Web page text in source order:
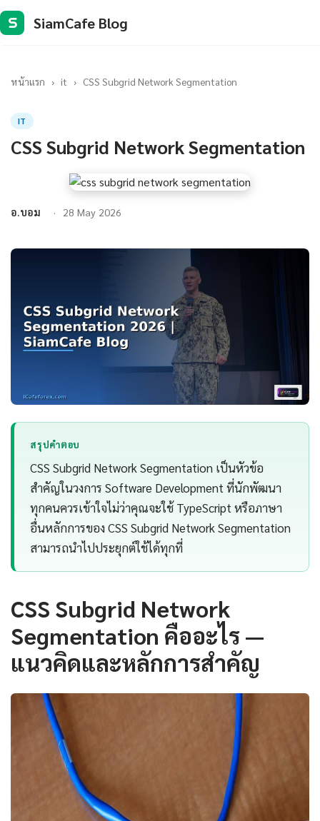
S SiamCafe Blog
หน้าแรก › it › CSS Subgrid Network Segmentation
IT
CSS Subgrid Network Segmentation
อ.บอม 28 May 2026
สรุปคำตอบ
CSS Subgrid Network Segmentation เป็นหัวข้อ
สำคัญในวงการ Software Development ที่นักพัฒนา
ทุกคนควรเข้าใจไม่ว่าคุณจะใช้ TypeScript หรือภาษา
อื่นหลักการของ CSS Subgrid Network Segmentation
สามารถนำไปประยุกต์ใช้ได้ทุกที่
CSS Subgrid Network
Segmentation คืออะไร —
แนวคิดและหลักการสำคัญ